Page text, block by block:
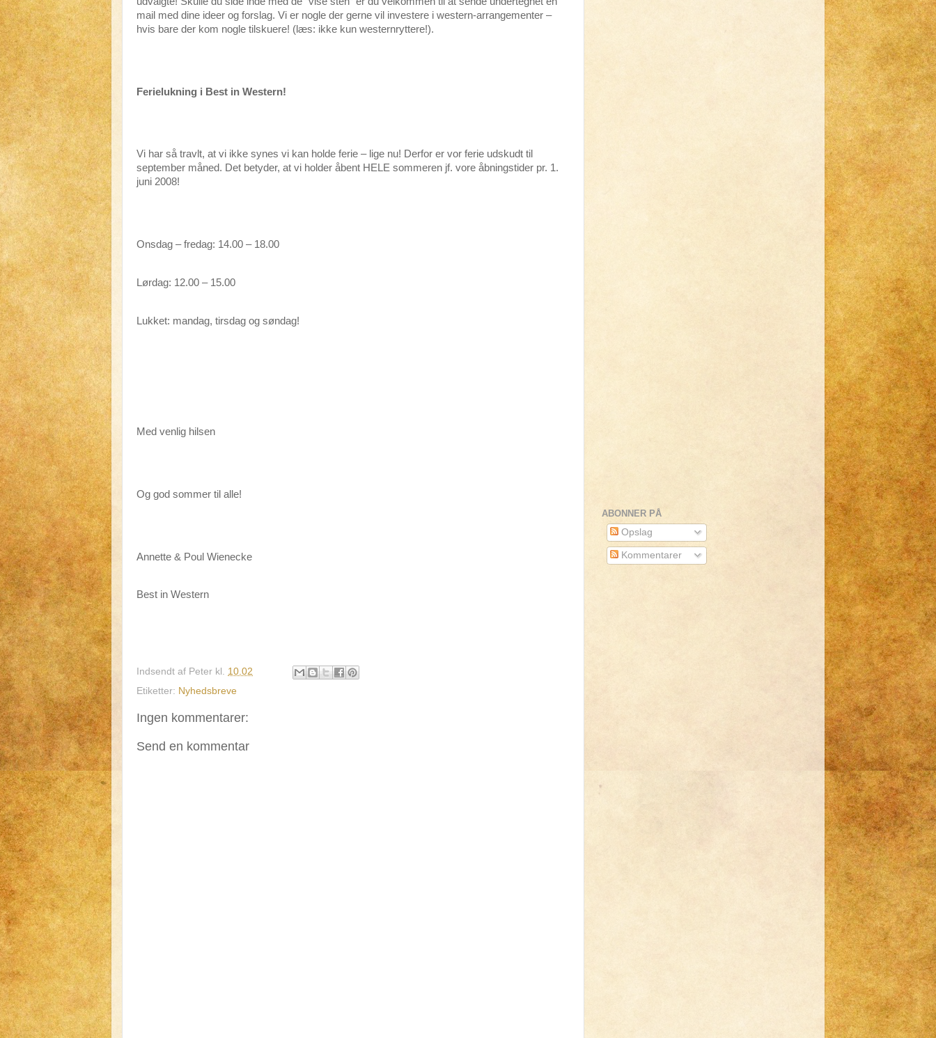
mail med dine ideer og forslag. Vi er nogle der gerne vil investere i western-arrangementer –
hvis bare der kom nogle tilskuere! (læs: ikke kun westernryttere!).
Ferielukning i Best in Western!
Vi har så travlt, at vi ikke synes vi kan holde ferie – lige nu! Derfor er vor ferie udskudt til
september måned. Det betyder, at vi holder åbent HELE sommeren jf. vore åbningstider pr. 1.
juni 2008!
Onsdag – fredag: 14.00 – 18.00
Lørdag: 12.00 – 15.00
Lukket: mandag, tirsdag og søndag!
Med venlig hilsen
Og god sommer til alle!
Annette & Poul Wienecke
Best in Western
Indsendt af Peter kl. 10.02
Etiketter: Nyhedsbreve
Ingen kommentarer:
Send en kommentar
ABONNER PÅ
Opslag
Kommentarer